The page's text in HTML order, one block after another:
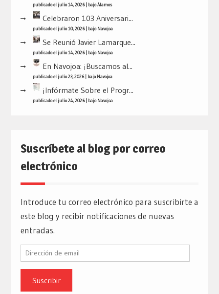
publicado el julio 14, 2026| bajoÁlamos
Celebraron 103 Aniversari...
publicado el julio 10, 2026| bajo Navojoa
Se Reunió Javier Lamarque...
publicado el julio 14, 2026| bajo Navojoa
En Navojoa: ¡Buscamos al...
publicado el julio 23, 2026| bajo Navojoa
¡Infórmate Sobre el Progr...
publicado el julio 24, 2026| bajo Navojoa
Suscríbete al blog por correo
electrónico
Introduce tu correo electrónico para suscribirte a
este blog y recibir notificaciones de nuevas
entradas.
Dirección
email